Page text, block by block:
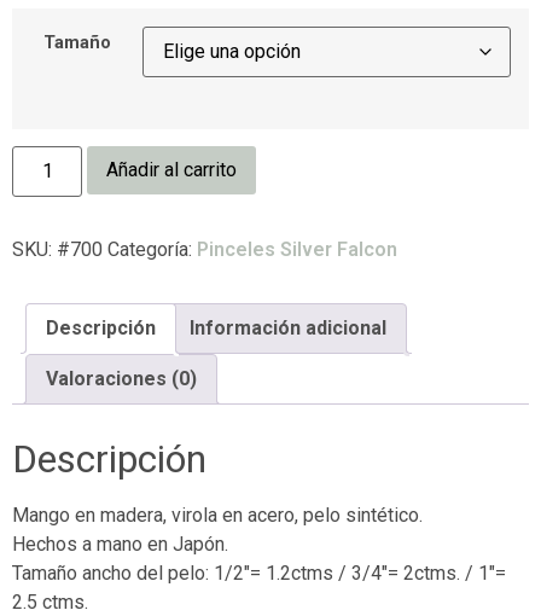
Tamaño
Añadir al carrito
SKU: #700 Categoría: Pinceles Silver Falcon
Descripción Información adicional
Valoraciones (0)
Descripción
Mango en madera, virola en acero, pelo sintético.
Hechos a mano en Japón.
Tamaño ancho del pelo: 1/2″= 1.2ctms / 3/4″= 2ctms. / 1″=
2.5 ctms.